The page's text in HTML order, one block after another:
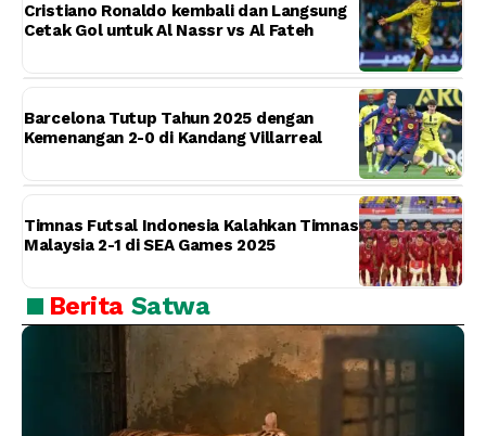
Cristiano Ronaldo kembali dan Langsung
Cetak Gol untuk Al Nassr vs Al Fateh
Barcelona Tutup Tahun 2025 dengan
Kemenangan 2-0 di Kandang Villarreal
Timnas Futsal Indonesia Kalahkan Timnas
Malaysia 2-1 di SEA Games 2025
Berita Satwa